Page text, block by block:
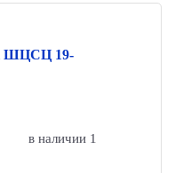
ШЦСЦ 19-
в наличии 1